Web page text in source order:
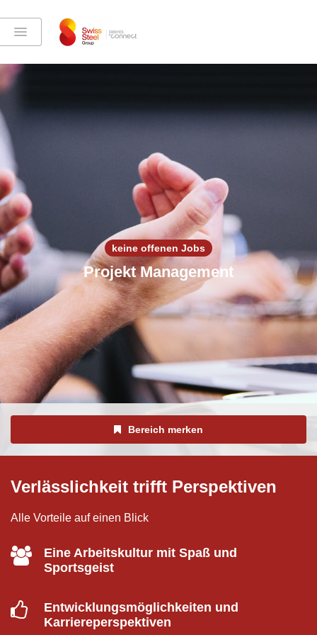
keine offenen Jobs
Projekt Management
Bereich merken
Verlässlichkeit trifft Perspektiven
Alle Vorteile auf einen Blick
Eine Arbeitskultur mit Spaß und
Sportsgeist
Entwicklungsmöglichkeiten und
Karriereperspektiven